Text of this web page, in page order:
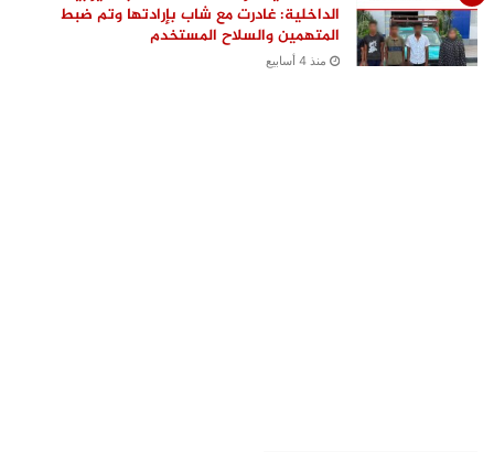
الداخلية: غادرت مع شاب بإرادتها وتم ضبط
المتهمين والسلاح المستخدم
منذ 4 أسابيع